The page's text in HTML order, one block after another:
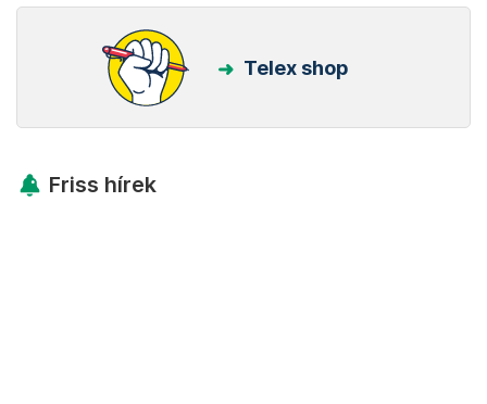
Telex shop
Friss hírek